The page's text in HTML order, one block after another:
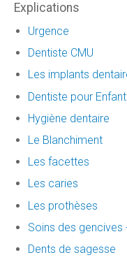
Explications
Urgence
Dentiste CMU
Les implants
Dentiste pour Enfant
Hygiène dentaire
Le Blanchiment
Les facettes
Les caries
Les prothèses
Soins des gencives
Dents de sagesse